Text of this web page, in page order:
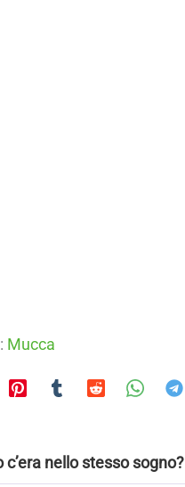
Mucca
c’era nello stesso sogno?